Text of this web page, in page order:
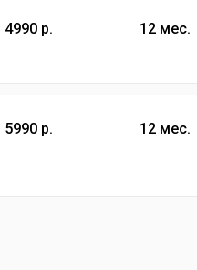
4990 р. 12 мес.
5990 р. 12 мес.